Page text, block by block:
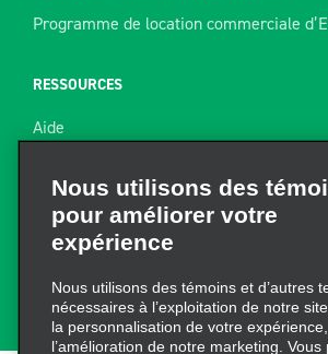
Programme de location commerciale
RESSOURCES
Aide
Guide de remorquage
Ressources pour la location
Trouver un reçu
pour améliorer votre
expérience
nécessaires à l’exploitation de notre
la personnalisation de votre
l’amélioration de notre marketing. Vous
temps mettre à jour vos préférences à